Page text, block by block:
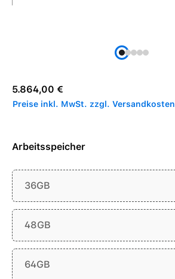
Regulärer Preis:
5.864,00 €
Preise inkl. MwSt. zzgl. Versandkosten
Arbeitsspeicher
36GB
48GB
64GB